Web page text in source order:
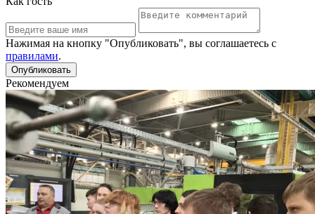
Нажимая на кнопку "Опубликовать", вы соглашаетесь с
правилами.
Рекомендуем